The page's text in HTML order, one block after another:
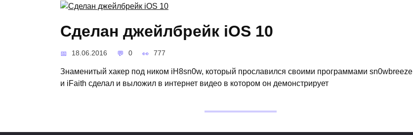
Сделан джейлбрейк iOS 10
18.06.2016 0 777
Знаменитый хакер под ником iH8sn0w, который прославился своими программами sn0wbreeze
и iFaith сделал и выложил в интернет видео в котором он демонстрирует